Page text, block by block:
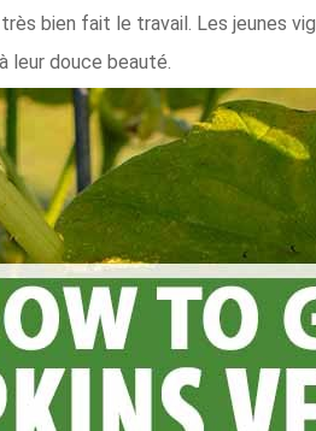
bien fait le travail. Les jeunes
leur douce beauté.